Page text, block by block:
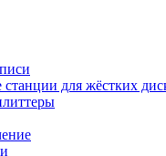
для жёстких